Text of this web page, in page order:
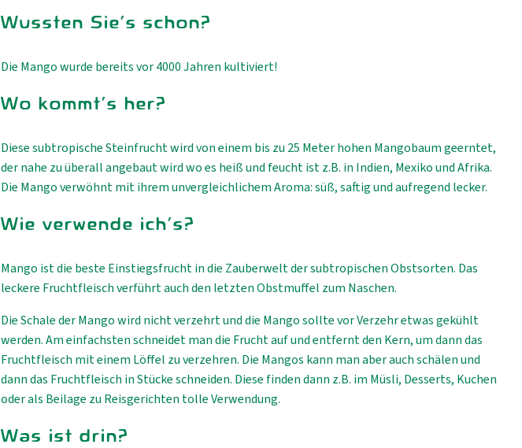
Wussten Sie's schon?
Die Mango wurde bereits vor 4000 Jahren kultiviert!
Wo kommt's her?
Diese subtropische Steinfrucht wird von einem bis zu 25 Meter hohen Mangobaum geerntet,
der nahe zu überall angebaut wird wo es heiß und feucht ist z.B. in Indien, Mexiko und Afrika.
Die Mango verwöhnt mit ihrem unvergleichlichem Aroma: süß, saftig und aufregend lecker.
Wie verwende ich's?
Mango ist die beste Einstiegsfrucht in die Zauberwelt der subtropischen Obstsorten. Das
leckere Fruchtfleisch verführt auch den letzten Obstmuffel zum Naschen.
Die Schale der Mango wird nicht verzehrt und die Mango sollte vor Verzehr etwas gekühlt
werden. Am einfachsten schneidet man die Frucht auf und entfernt den Kern, um dann das
Fruchtfleisch mit einem Löffel zu verzehren. Die Mangos kann man aber auch schälen und
dann das Fruchtfleisch in Stücke schneiden. Diese finden dann z.B. im Müsli, Desserts, Kuchen
oder als Beilage zu Reisgerichten tolle Verwendung.
Was ist drin?